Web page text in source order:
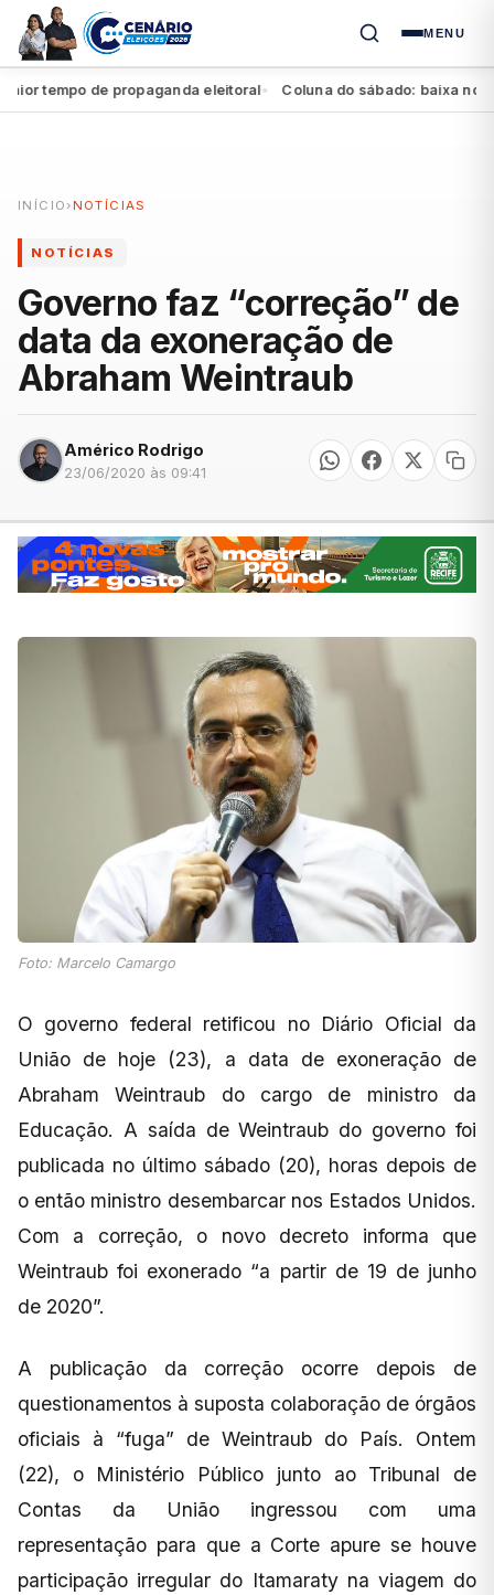
MENU
tempo de propaganda eleitoral● Coluna do sábado: baixa no
INÍCIO › NOTÍCIAS
NOTÍCIAS
Governo faz “correção” de
data da exoneração de
Abraham Weintraub
Américo Rodrigo
23/06/2020 às 09:41
Foto: Marcelo Camargo
O governo federal retificou no Diário Oficial da
União de hoje (23), a data de exoneração de
Abraham Weintraub do cargo de ministro da
Educação. A saída de Weintraub do governo foi
publicada no último sábado (20), horas depois de
o então ministro desembarcar nos Estados Unidos.
Com a correção, o novo decreto informa que
Weintraub foi exonerado “a partir de 19 de junho
de 2020”.
A publicação da correção ocorre depois de
questionamentos à suposta colaboração de órgãos
oficiais à “fuga” de Weintraub do País. Ontem
(22), o Ministério Público junto ao Tribunal de
Contas da União ingressou com uma
representação para que a Corte apure se houve
participação irregular do Itamaraty na viagem do